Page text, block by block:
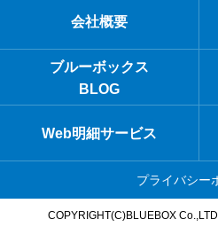
会社概要
ブルーボックス
BLOG
Web明細サービス
プライバシー
COPYRIGHT(C)BLUEBOX